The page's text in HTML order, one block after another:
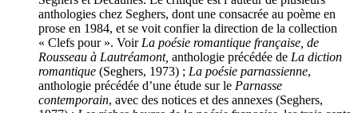
anthologies chez Seghers, dont une consacrée au poème en
prose en 1984, et se voit confier la direction de la collection
« Clefs pour ». Voir La poésie romantique française, de
Rousseau à Lautréamont, anthologie précédée de La diction
romantique (Seghers, 1973) ; La poésie parnassienne,
anthologie précédée d’une étude sur le Parnasse
contemporain, avec des notices et des annexes (Seghers,